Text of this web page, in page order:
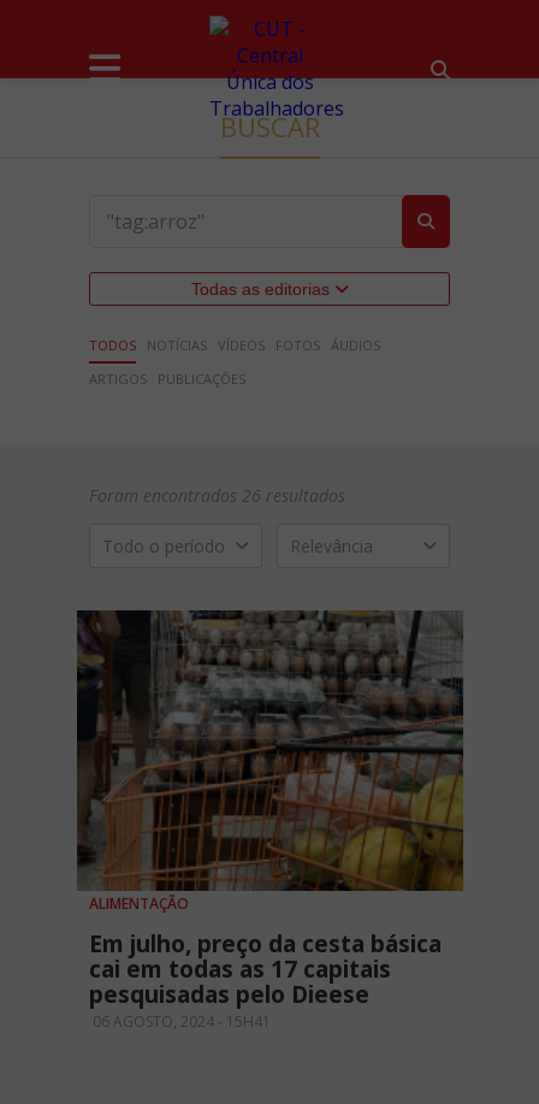
BUSCAR
Todas as editorias
TODOS NOTÍCIAS VÍDEOS FOTOS ÁUDIOS
ARTIGOS
PUBLICAÇÕES
Foram encontrados 26 resultados
Todo o período Relevância
ALIMENTAÇÃO
Em julho, preço da cesta básica
cai em todas as 17 capitais
pesquisadas pelo Dieese
06 AGOSTO, 2024 - 15H41